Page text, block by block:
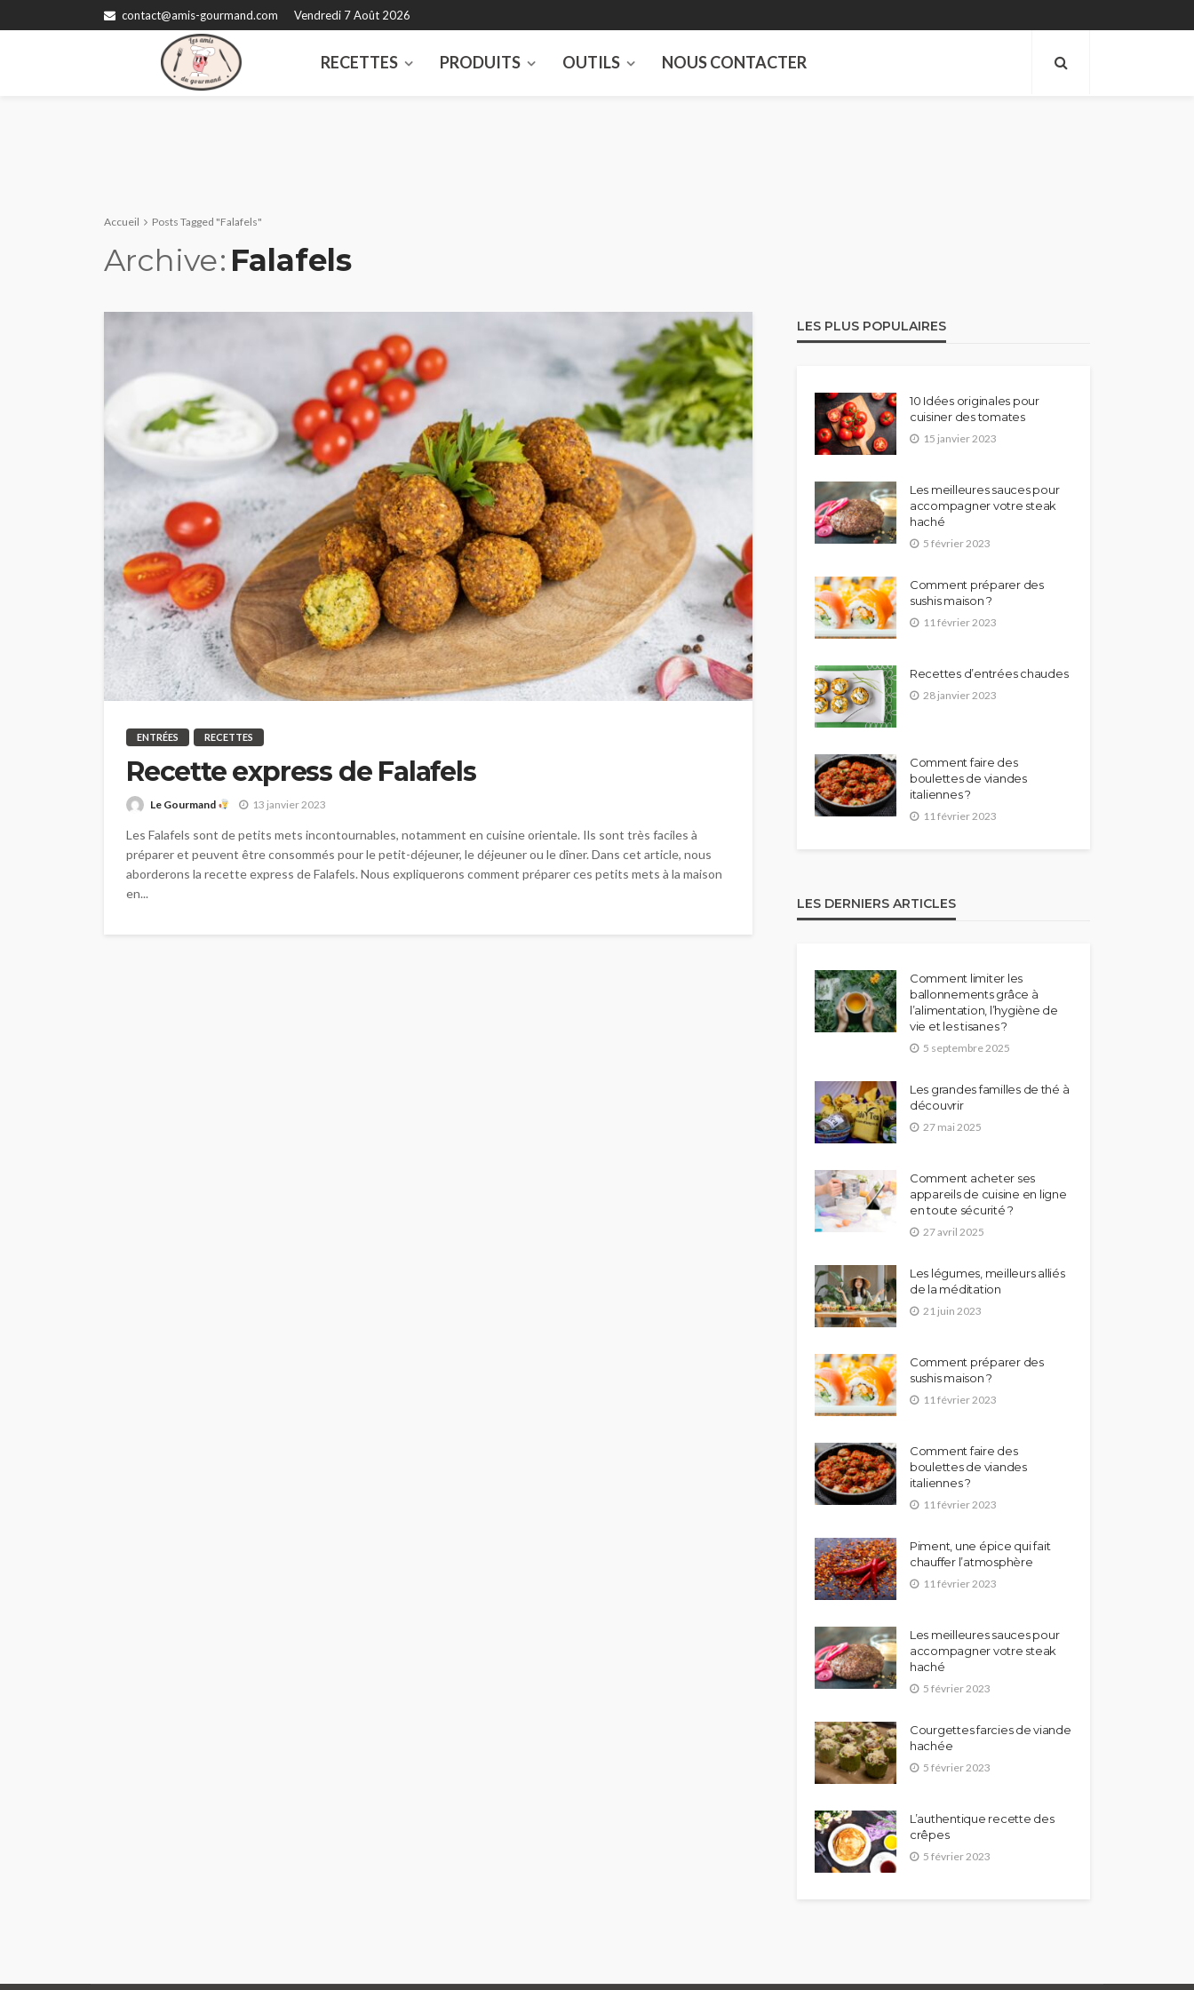
contact@amis-gourmand.com Vendredi 7 Août 2026
RECETTES PRODUITS OUTILS NOUS CONTACTER
Accueil Posts Tagged "Falafels"
Archive Falafels
ENTRÉES RECETTES
Recette express de Falafels
Le Gourmand 13 janvier 2023
Les Falafels sont de petits mets incontournables, notamment en cuisine orientale. Ils sont très faciles à
préparer et peuvent être consommés pour le petit-déjeuner, le déjeuner ou le dîner. Dans cet article, nous
aborderons la recette express de Falafels. Nous expliquerons comment préparer ces petits mets à la maison
en...
LES PLUS POPULAIRES
10 Idées originales pour
cuisiner des tomates
15 janvier 2023
Les meilleures sauces pour
accompagner votre steak
haché
5 février 2023
Comment préparer des
sushis maison ?
11 février 2023
Recettes d’entrées chaudes
28 janvier 2023
Comment faire des
boulettes de viandes
italiennes ?
11 février 2023
LES DERNIERS ARTICLES
Comment limiter les
ballonnements grâce à
l’alimentation, l’hygiène de
vie et les tisanes ?
5 septembre 2025
Les grandes familles de thé à
découvrir
27 mai 2025
Comment acheter ses
appareils de cuisine en ligne
en toute sécurité ?
27 avril 2025
Les légumes, meilleurs alliés
de la méditation
21 juin 2023
Comment préparer des
sushis maison ?
11 février 2023
Comment faire des
boulettes de viandes
italiennes ?
11 février 2023
Piment, une épice qui fait
chauffer l’atmosphère
11 février 2023
Les meilleures sauces pour
accompagner votre steak
haché
5 février 2023
Courgettes farcies de viande
hachée
5 février 2023
L’authentique recette des
crêpes
5 février 2023